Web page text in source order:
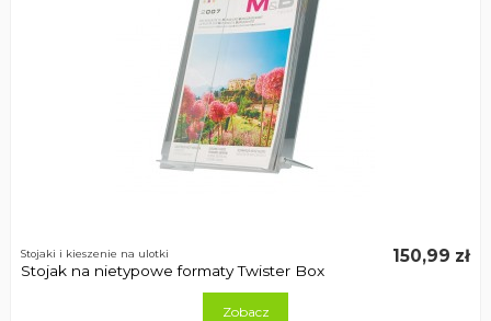
Stojaki i kieszenie na ulotki
Stojak na nietypowe formaty Twister Box
150,99 zł
Zobacz